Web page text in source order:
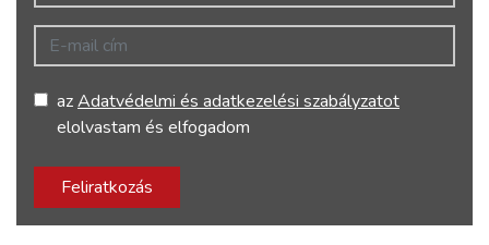
E-mail cím
azAdatvédelmi és adatkezelési szabályzatot
elolvastam és elfogadom
Feliratkozás